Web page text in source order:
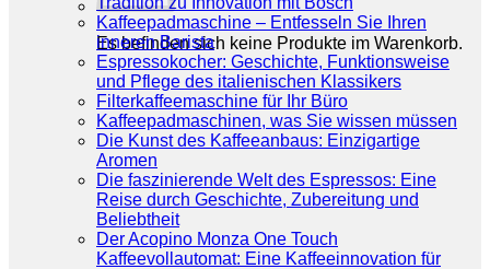
Es befinden sich keine Produkte im Warenkorb.
Kaffeepadmaschine – Entfesseln Sie Ihren
inneren Barista
Espressokocher: Geschichte, Funktionsweise
und Pflege des italienischen Klassikers
Filterkaffeemaschine für Ihr Büro
Kaffeepadmaschinen, was Sie wissen müssen
Die Kunst des Kaffeeanbaus: Einzigartige
Aromen
Die faszinierende Welt des Espressos: Eine
Reise durch Geschichte, Zubereitung und
Beliebtheit
Der Acopino Monza One Touch
Kaffeevollautomat: Eine Kaffeeinnovation für